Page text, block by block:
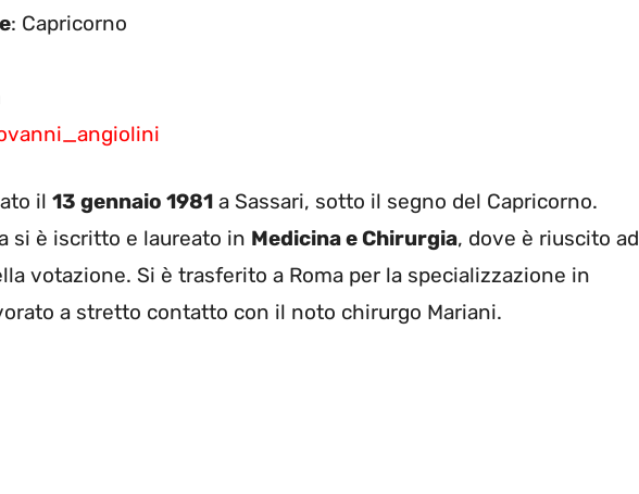
: Capricorno
il 13 gennaio 1981 a Sassari, sotto il segno del Capricorno.
si è iscritto e laureato in Medicina e Chirurgia, dove è riuscito ad
votazione. Si è trasferito a Roma per la specializzazione in
a stretto contatto con il noto chirurgo Mariani.